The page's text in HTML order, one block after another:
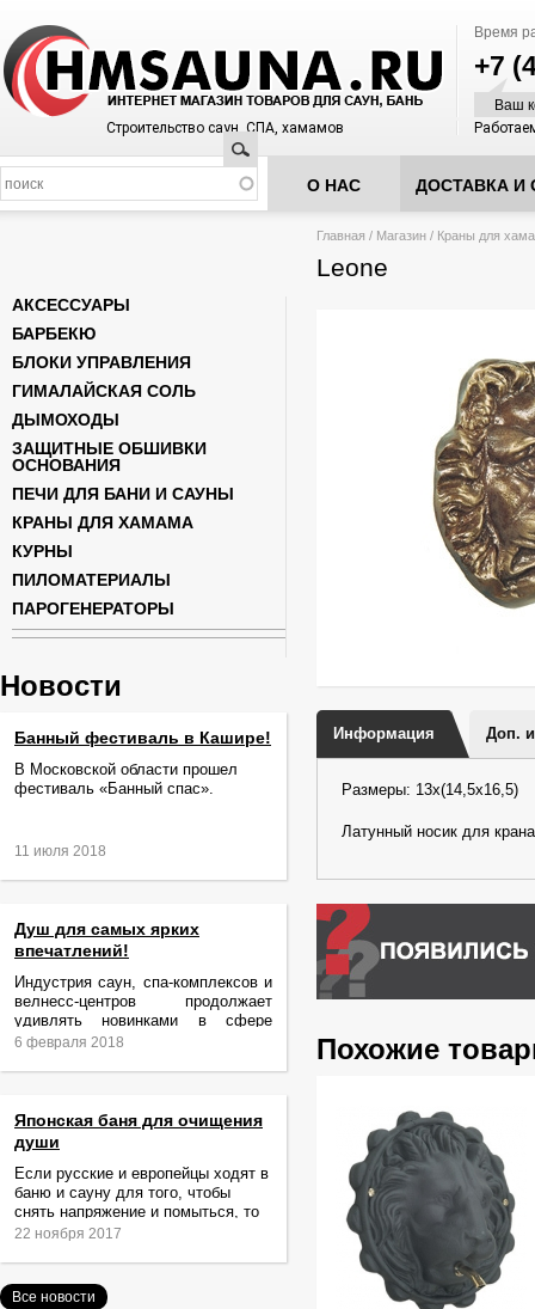
Время
+7
Ваш
Строительство саун, СПА, хамамов
Поиск
О НАС ДОСТАВКА И
Вы здесь
Главная / Магазин / Краны для
Leone
Информация Доп.
Размеры: 13х(14,5х16,5)
Латунный носик для
Похожие
АКСЕССУАРЫ
БАРБЕКЮ
БЛОКИ УПРАВЛЕНИЯ
ГИМАЛАЙСКАЯ СОЛЬ
ДЫМОХОДЫ
ЗАЩИТНЫЕ ОБШИВКИ
ОСНОВАНИЯ
ПЕЧИ ДЛЯ БАНИ И САУНЫ
КРАНЫ ДЛЯ ХАМАМА
КУРНЫ
ПИЛОМАТЕРИАЛЫ
ПАРОГЕНЕРАТОРЫ
Новости
Банный фестиваль в Кашире!
В Московской области прошел
фестиваль «Банный спас».
11 июля 2018
Душ для самых ярких
впечатлений!
Индустрия саун, спа-комплексов и
велнесс-центров продолжает
удивлять новинками в сфере
релаксации и ухода за телом.
6 февраля 2018
Японская баня для очищения
души
Если русские и европейцы ходят в
баню и сауну для того, чтобы
снять напряжение и помыться, то
жители Японии идут туда за
22 ноября 2017
Все новости